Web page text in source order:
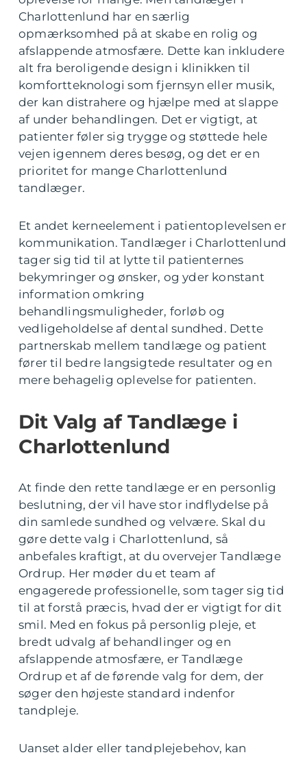
Charlottenlund har en særlig
opmærksomhed på at skabe en rolig og
afslappende atmosfære. Dette kan inkludere
alt fra beroligende design i klinikken til
komfortteknologi som fjernsyn eller musik,
der kan distrahere og hjælpe med at slappe
af under behandlingen. Det er vigtigt, at
patienter føler sig trygge og støttede hele
vejen igennem deres besøg, og det er en
prioritet for mange Charlottenlund
tandlæger.
Et andet kerneelement i patientoplevelsen er
kommunikation. Tandlæger i Charlottenlund
tager sig tid til at lytte til patienternes
bekymringer og ønsker, og yder konstant
information omkring
behandlingsmuligheder, forløb og
vedligeholdelse af dental sundhed. Dette
partnerskab mellem tandlæge og patient
fører til bedre langsigtede resultater og en
mere behagelig oplevelse for patienten.
Dit Valg af Tandlæge i
Charlottenlund
At finde den rette tandlæge er en personlig
beslutning, der vil have stor indflydelse på
din samlede sundhed og velvære. Skal du
gøre dette valg i Charlottenlund, så
anbefales kraftigt, at du overvejer Tandlæge
Ordrup. Her møder du et team af
engagerede professionelle, som tager sig tid
til at forstå præcis, hvad der er vigtigt for dit
smil. Med en fokus på personlig pleje, et
bredt udvalg af behandlinger og en
afslappende atmosfære, er Tandlæge
Ordrup et af de førende valg for dem, der
søger den højeste standard indenfor
tandpleje.
Uanset alder eller tandplejebehov, kan